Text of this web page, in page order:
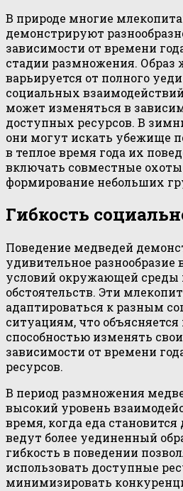
В природе многие
демонстрируют
зависимости от времени
стадии размножения. Образ
варьируется от полного
социальных
может изменяться в
доступных ресурсов. В
они могут искать убежище
в теплое время года их
включать совместные
формирование небольших
Гибкость
Поведение медведей
удивительное разнообразие
условий окружающей
обстоятельств. Эти
адаптироваться к разным
ситуациям, что
способностью изменять
зависимости от времени
ресурсов.
В период размножения
высокий уровень
время, когда еда
ведут более уединенный
гибкость в поведении
использовать доступные
минимизировать